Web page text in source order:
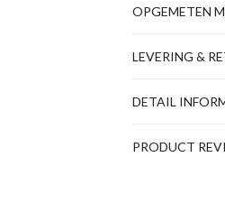
OPGEMETEN
LEVERING &
DETAIL
PRODUCT